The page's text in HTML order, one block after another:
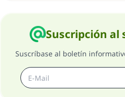
Suscripción al
Suscríbase al boletín